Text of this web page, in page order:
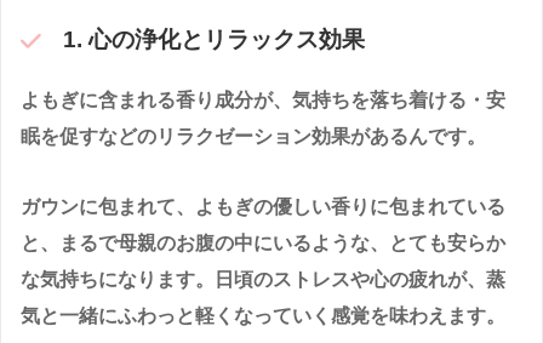
1. 心の浄化とリラックス効果
よもぎに含まれる香り成分が、気持ちを落ち着ける・安
眠を促すなどのリラクゼーション効果があるんです。
ガウンに包まれて、よもぎの優しい香りに包まれている
と、まるで母親のお腹の中にいるような、とても安らか
な気持ちになります。日頃のストレスや心の疲れが、蒸
気と一緒にふわっと軽くなっていく感覚を味わえます。